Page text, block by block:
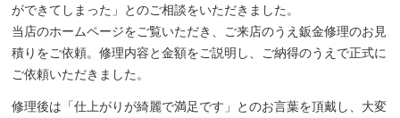
ができてしまった」とのご相談をいただきました。
当店のホームページをご覧いただき、ご来店のうえ鈑金修理のお見
積りをご依頼。修理内容と金額をご説明し、ご納得のうえで正式に
ご依頼いただきました。
修理後は「仕上がりが綺麗で満足です」とのお言葉を頂戴し、大変